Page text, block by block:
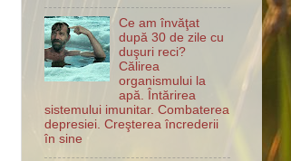
Ce am învăţat
după 30 de zile cu
duşuri reci?
Călirea
organismului la
apă. Întărirea
sistemului imunitar. Combaterea
depresiei. Creşterea încrederii
în sine